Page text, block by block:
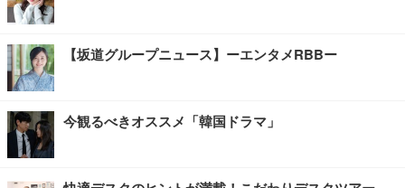
【坂道グループニュース】ーエンタメRBBー
今観るべきオススメ「韓国ドラマ」